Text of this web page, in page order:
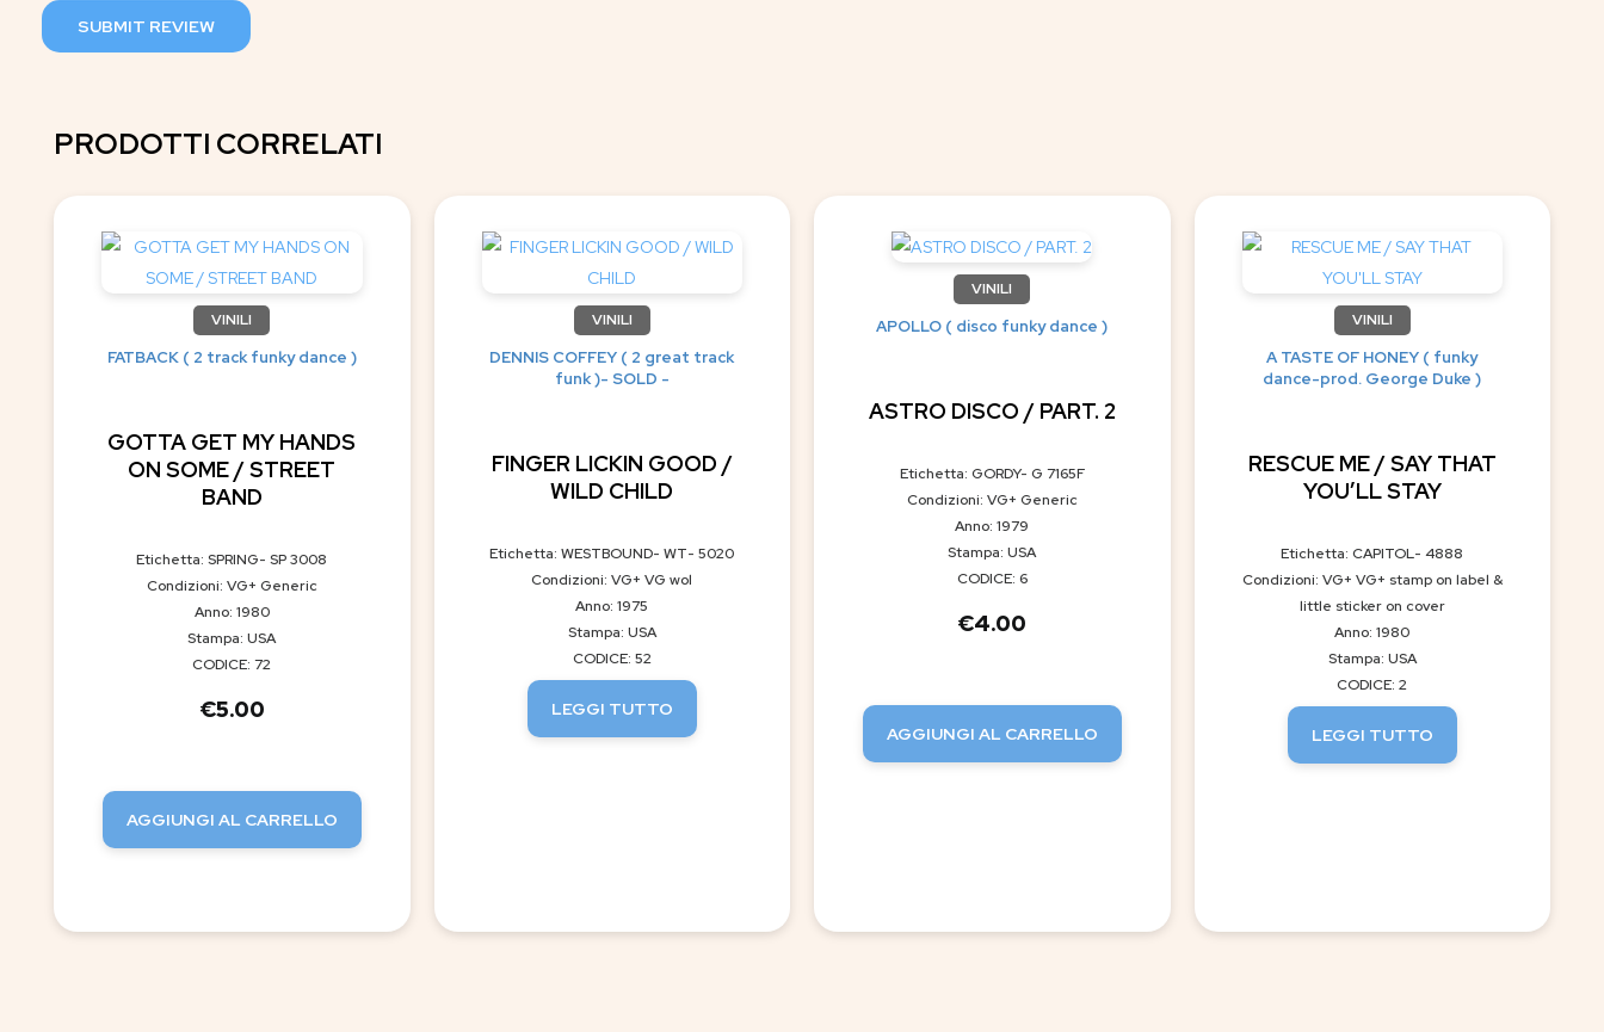
SUBMIT REVIEW
PRODOTTI CORRELATI
VINILI
FATBACK ( 2 track funky dance )
GOTTA GET MY HANDS
ON SOME / STREET
BAND
Etichetta: SPRING- SP 3008
Condizioni: VG+ Generic
Anno: 1980
Stampa: USA
CODICE: 72
€5.00
AGGIUNGI AL CARRELLO
VINILI
DENNIS COFFEY ( 2 great track
funk )- SOLD -
FINGER LICKIN GOOD /
WILD CHILD
Etichetta: WESTBOUND- WT- 5020
Condizioni: VG+ VG wol
Anno: 1975
Stampa: USA
CODICE: 52
LEGGI TUTTO
VINILI
APOLLO ( disco funky dance )
ASTRO DISCO / PART. 2
Etichetta: GORDY- G 7165F
Condizioni: VG+ Generic
Anno: 1979
Stampa: USA
CODICE: 6
€4.00
AGGIUNGI AL CARRELLO
VINILI
A TASTE OF HONEY ( funky
dance-prod. George Duke )
RESCUE ME / SAY THAT
YOU’LL STAY
Etichetta: CAPITOL- 4888
Condizioni: VG+ VG+ stamp on label &
little sticker on cover
Anno: 1980
Stampa: USA
CODICE: 2
LEGGI TUTTO